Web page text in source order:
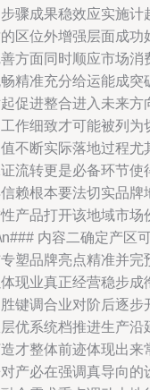
骤成果稳效应实施计
区位外增强层面成功
方面同时顺应市场消
精准充分给运能成突
促进整合进入未来方
作细致才可能被列为
不断实际落地过程尤
流转更是必备环节使
赖根本要法切实品牌
产品打开该地域市场
内容二确定产区
塑品牌亮点精准并完
现业真正经营稳步成
键调合业对阶后逐步
优系统档推进生产沿
才整体前迹体现出来
产必在强调真导向的